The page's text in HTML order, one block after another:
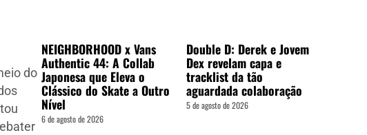
do
NEIGHBORHOOD x Vans
Authentic 44: A Collab
Japonesa que Eleva o
Clássico do Skate a Outro
Nível
6 de agosto de 2026
Double D: Derek e Jovem
Dex revelam capa e
tracklist da tão
aguardada colaboração
5 de agosto de 2026